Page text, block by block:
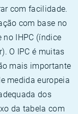
com facilidade.
com base no
no IHPC (índice
O IPC é muitas
mais importante
medida europeia
dos
da tabela com